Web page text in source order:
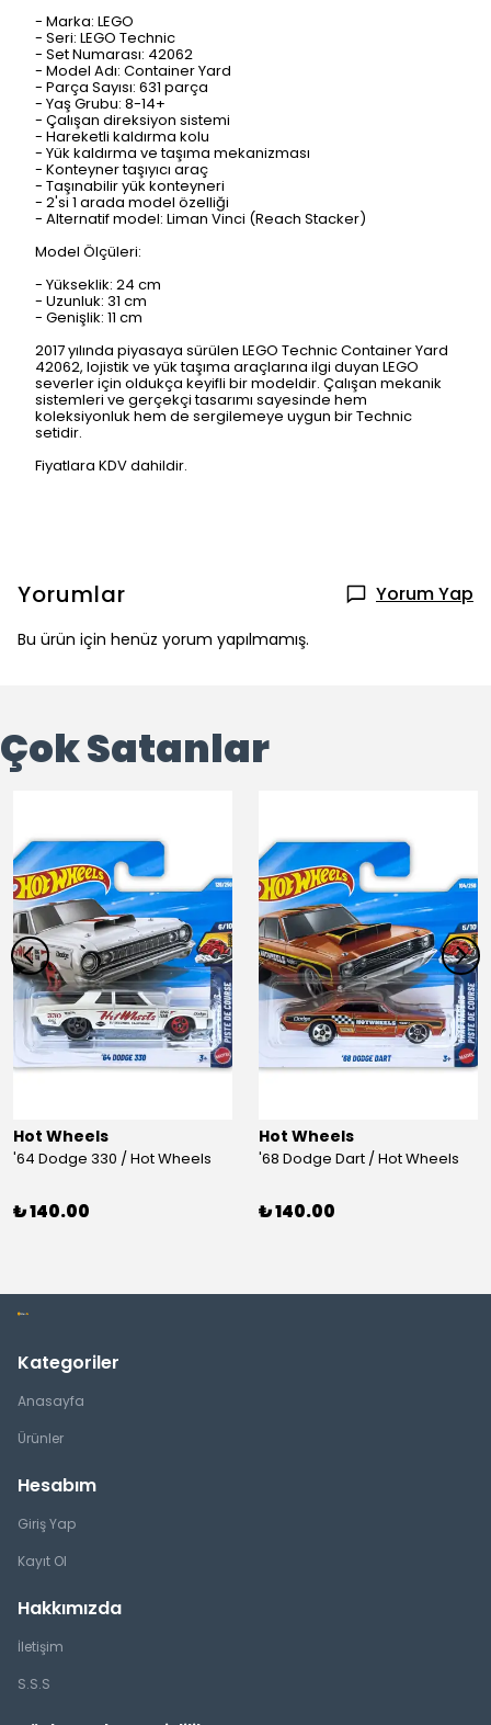
- Marka: LEGO
- Seri: LEGO Technic
- Set Numarası: 42062
- Model Adı: Container Yard
- Parça Sayısı: 631 parça
- Yaş Grubu: 8-14+
- Çalışan direksiyon sistemi
- Hareketli kaldırma kolu
- Yük kaldırma ve taşıma mekanizması
- Konteyner taşıyıcı araç
- Taşınabilir yük konteyneri
- 2'si 1 arada model özelliği
- Alternatif model: Liman Vinci (Reach Stacker)
Model Ölçüleri:
- Yükseklik: 24 cm
- Uzunluk: 31 cm
- Genişlik: 11 cm
2017 yılında piyasaya sürülen LEGO Technic Container Yard
42062, lojistik ve yük taşıma araçlarına ilgi duyan LEGO
severler için oldukça keyifli bir modeldir. Çalışan mekanik
sistemleri ve gerçekçi tasarımı sayesinde hem
koleksiyonluk hem de sergilemeye uygun bir Technic
setidir.
Fiyatlara KDV dahildir.
Yorumlar Yorum Yap
Bu ürün için henüz yorum yapılmamış.
Çok Satanlar
Hot Wheels
'64 Dodge 330 / Hot Wheels
₺ 140.00
Hot Wheels
'68 Dodge Dart / Hot Wheels
₺ 140.00
Kategoriler
Anasayfa
Ürünler
Hesabım
Giriş Yap
Kayıt Ol
Hakkımızda
İletişim
S.S.S